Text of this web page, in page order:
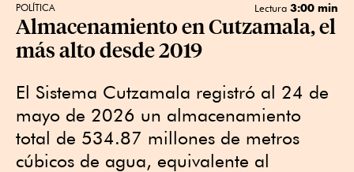
POLÍTICA Lectura 3:00 min
Almacenamiento en Cutzamala, el
más alto desde 2019
El Sistema Cutzamala registró al 24 de
mayo de 2026 un almacenamiento
total de 534.87 millones de metros
cúbicos de agua, equivalente al